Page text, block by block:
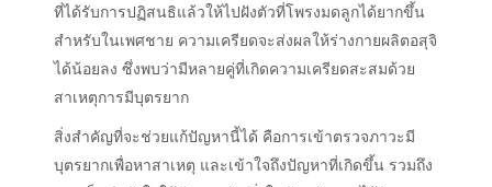
ที่ได้รับการปฏิสนธิแล้วให้ไปฝังตัวที่โพรงมดลูกได้ยากขึ้น
สำหรับในเพศชาย ความเครียดจะส่งผลให้ร่างกายผลิตอสุจิ
ได้น้อยลง ซึ่งพบว่ามีหลายคู่ที่เกิดความเครียดสะสมด้วย
สาเหตุการมีบุตรยาก
สิ่งสำคัญที่จะช่วยแก้ปัญหานี้ได้ คือการเข้าตรวจภาวะมี
บุตรยากเพื่อหาสาเหตุ และเข้าใจถึงปัญหาที่เกิดขึ้น รวมถึง